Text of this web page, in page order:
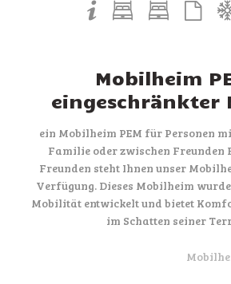
Mobilheim
eingeschränkter
ein Mobilheim PEM für Personen
Familie oder zwischen
Freunden steht Ihnen unser
Verfügung. Dieses Mobilheim
Mobilität entwickelt und bietet
im Schatten seiner